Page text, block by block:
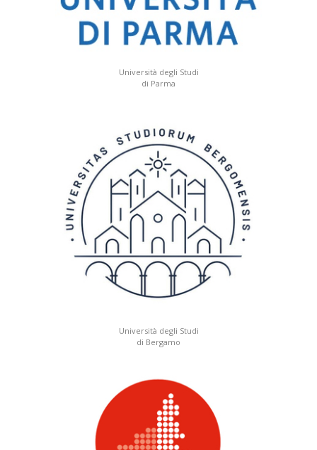
Università degli Studi
di Parma
Università degli Studi
di Bergamo